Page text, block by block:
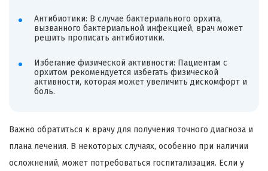
Антибиотики: В случае бактериального орхита,
вызванного бактериальной инфекцией, врач может
решить прописать антибиотики.
Избегание физической активности: Пациентам с
орхитом рекомендуется избегать физической
активности, которая может увеличить дискомфорт и
боль.
Важно обратиться к врачу для получения точного диагноза и
плана лечения. В некоторых случаях, особенно при наличии
осложнений, может потребоваться госпитализация. Если у